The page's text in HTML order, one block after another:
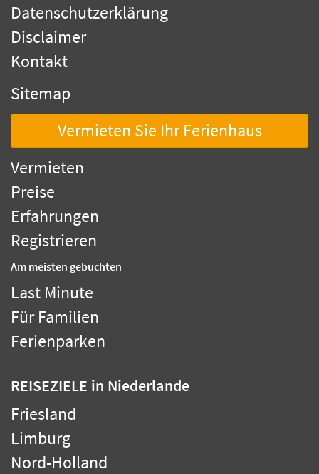
Datenschutzerklärung
Disclaimer
Kontakt
Sitemap
Vermieten Sie Ihr Ferienhaus
Vermieten
Preise
Erfahrungen
Registrieren
Am meisten gebuchten
Last Minute
Für Familien
Ferienparken
REISEZIELE in Niederlande
Friesland
Limburg
Nord-Holland